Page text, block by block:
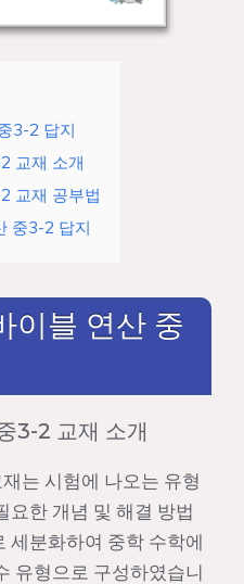
3-2 답지
교재 소개
교재 공부법
중3-2 답지
이블 연산 중
3-2 교재 소개
는 시험에 나오는 유형
요한 개념 및 해결 방법
세분화하여 중학 수학에
유형으로 구성하였습니